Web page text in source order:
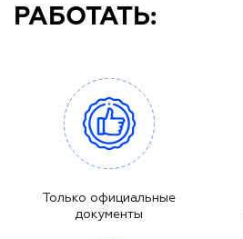
РАБОТАТЬ:
Только официальные
документы